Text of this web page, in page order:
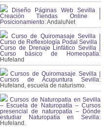
Diseño Páginas Web Sevilla |
Creación Tiendas Online |
Posicionamiento:AndaluNet
Curso de Quiromasaje Sevilla |
Curso de Reflexología Podal Sevilla |
Curso de Drenaje Linfático Sevilla |
Curso básico de Homeopatía:
Hufeland
Cursos de Quiromasaje Sevilla |
Cursos de Acupuntura Sevilla:
Hufeland, escuela de naturismo.
Cursos de Naturopatia en Sevilla
– Escuela de Naturopatía – Cursos
presencial de naturopatía – Dónde
estudiar Naturopatía en Sevilla:
Hufeland.